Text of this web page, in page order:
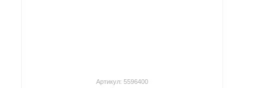
Артикул: 5596400